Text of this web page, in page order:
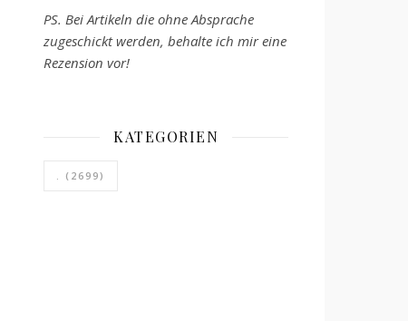
PS. Bei Artikeln die ohne Absprache
zugeschickt werden, behalte ich mir eine
Rezension vor!
KATEGORIEN
. (2699)